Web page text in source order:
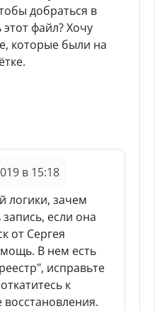
добраться в
файл? Хочу
которые были на
в 15:18
зачем
если она
от Сергея
В нем есть
исправьте
к